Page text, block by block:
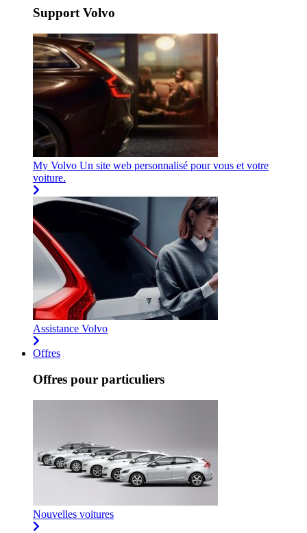
Support Volvo
My Volvo Un site web personnalisé pour vous et votre
voiture.
Assistance Volvo
Offres
Offres pour particuliers
Nouvelles voitures